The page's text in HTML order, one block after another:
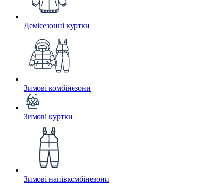
Демісезонні куртки
Зимові комбінезони
Зимові куртки
Зимові напівкомбінезони